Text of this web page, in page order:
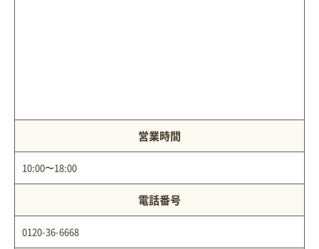
営業時間
10:00〜18:00
電話番号
0120-36-6668